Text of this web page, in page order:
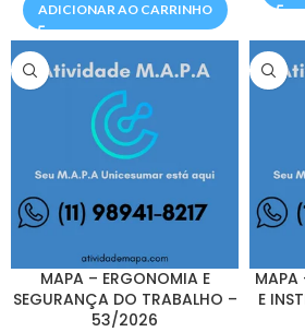
ADICIONAR AO CARRINHO
MAPA – ERGONOMIA E
SEGURANÇA DO TRABALHO –
53/2026
E